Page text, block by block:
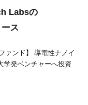
Labsの
ス
ァンド】 導電性ナノイ
学発ベンチャーへ投資